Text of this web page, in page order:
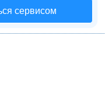
сервисом